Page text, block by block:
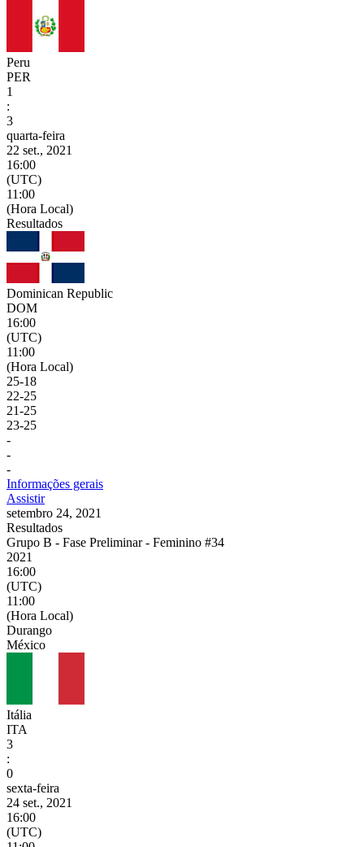
Peru
PER
1
:
3
quarta-feira
22 set., 2021
16:00
(UTC)
11:00
(Hora Local)
Resultados
Dominican Republic
DOM
16:00
(UTC)
11:00
(Hora Local)
25-18
22-25
21-25
23-25
-
-
-
Informações gerais
Assistir
setembro 24, 2021
Resultados
Grupo B - Fase Preliminar - Feminino #34
2021
16:00
(UTC)
11:00
(Hora Local)
Durango
México
Itália
ITA
3
:
0
sexta-feira
24 set., 2021
16:00
(UTC)